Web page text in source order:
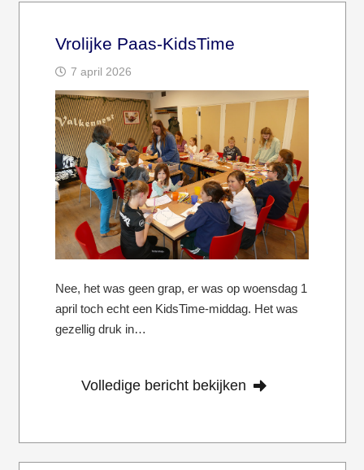
Vrolijke Paas-KidsTime
7 april 2026
Nee, het was geen grap, er was op woensdag 1
april toch echt een KidsTime-middag. Het was
gezellig druk in…
Volledige bericht bekijken